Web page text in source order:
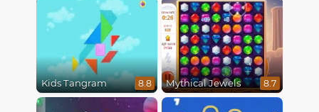
Kids Tangram 8.8 Mythical Jewels 8.7